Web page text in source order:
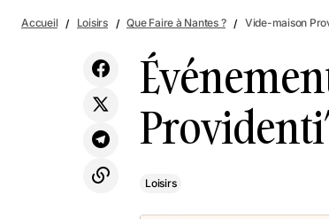
Accueil Loisirs Que Faire à Nantes ? Vide-maison
Loisirs